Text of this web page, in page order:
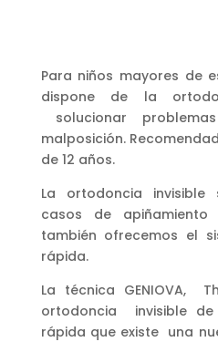
Para niños mayores de
dispone de la
solucionar
malposición.
de 12 años.
La ortodoncia invisible
casos de
también ofrecemos el
rápida.
La técnica GENIOVA,
ortodoncia invisible
rápida que existe una